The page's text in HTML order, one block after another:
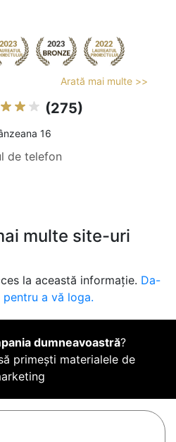
Arată mai multe >>
(275)
16
de telefon
multe site-uri
la această informație. Da-
a vă loga.
dumneavoastră?
primești materialele de